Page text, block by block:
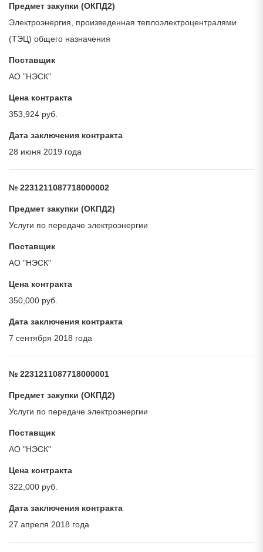
Предмет закупки (ОКПД2)
Электроэнергия, произведенная теплоэлектроцентралями
(ТЭЦ) общего назначения
Поставщик
АО "НЭСК"
Цена контракта
353,924 руб.
Дата заключения контракта
28 июня 2019 года
№ 2231211087718000002
Предмет закупки (ОКПД2)
Услуги по передаче электроэнергии
Поставщик
АО "НЭСК"
Цена контракта
350,000 руб.
Дата заключения контракта
7 сентября 2018 года
№ 2231211087718000001
Предмет закупки (ОКПД2)
Услуги по передаче электроэнергии
Поставщик
АО "НЭСК"
Цена контракта
322,000 руб.
Дата заключения контракта
27 апреля 2018 года